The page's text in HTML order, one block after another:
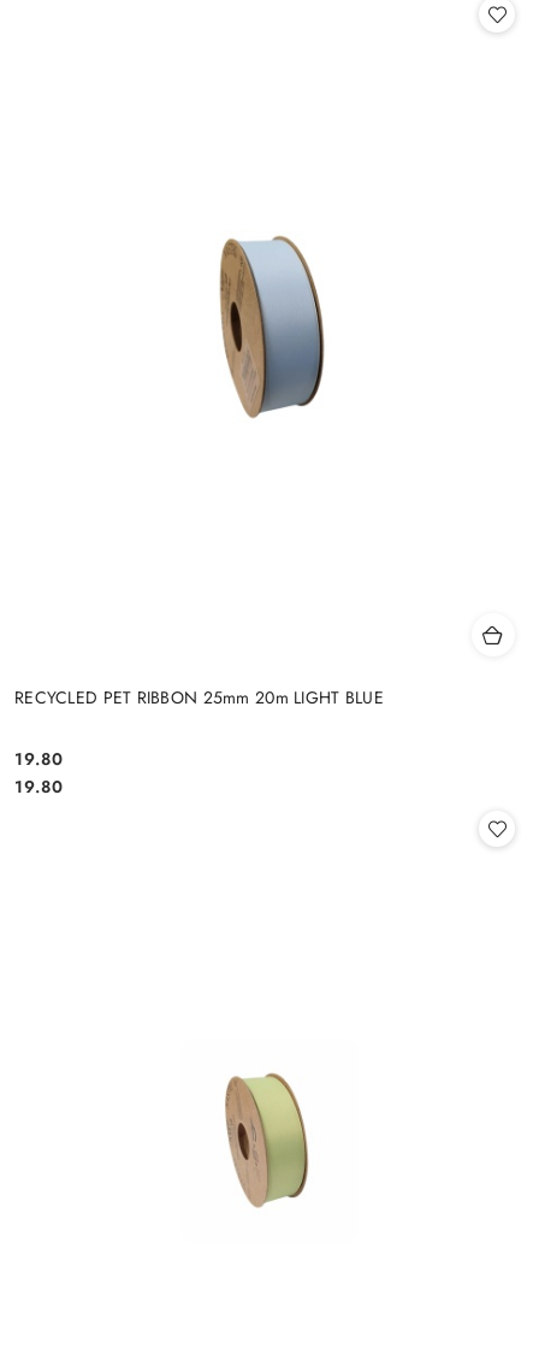
RECYCLED PET RIBBON 25mm 20m LIGHT BLUE
Cena:
19.80
Cena:
19.80